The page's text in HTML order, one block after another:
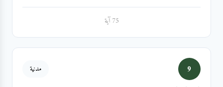
75 آية
9 مدنية